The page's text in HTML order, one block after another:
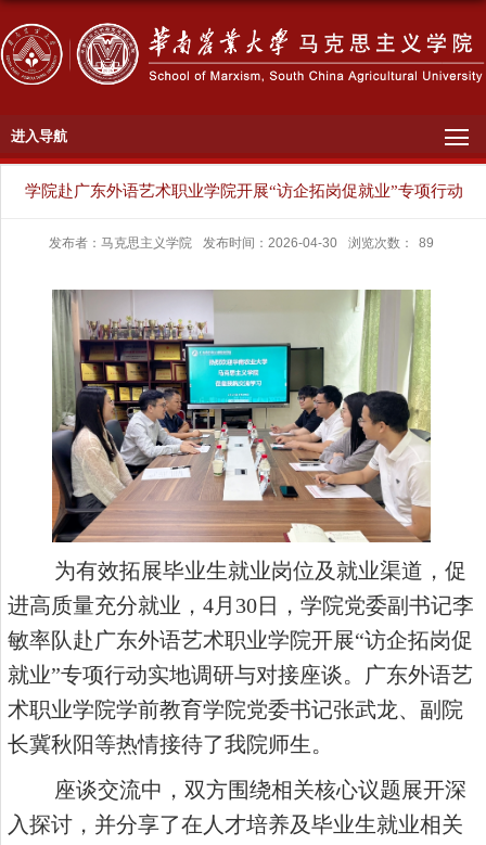
进入导航
学院赴广东外语艺术职业学院开展“访企拓岗促就业”专项行动
发布者：马克思主义学院 发布时间：2026-04-30 浏览次数： 89
为有效拓展毕业生就业岗位及就业渠道，促
进高质量充分就业，4月30日，学院党委副书记李
敏率队赴广东外语艺术职业学院开展“访企拓岗促
就业”专项行动实地调研与对接座谈。广东外语艺
术职业学院学前教育学院党委书记张武龙、副院
长冀秋阳等热情接待了我院师生。
座谈交流中，双方围绕相关核心议题展开深
入探讨，并分享了在人才培养及毕业生就业相关